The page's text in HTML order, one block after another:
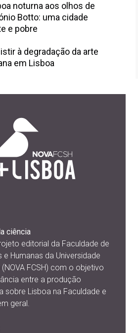
noturna aos olhos de
Botto: uma cidade
e pobre
à degradação da arte
em Lisboa
ciência
editorial da Faculdade de
e Humanas da Universidade
FCSH) com o objetivo
entre a produção
sobre Lisboa na Faculdade e
geral.